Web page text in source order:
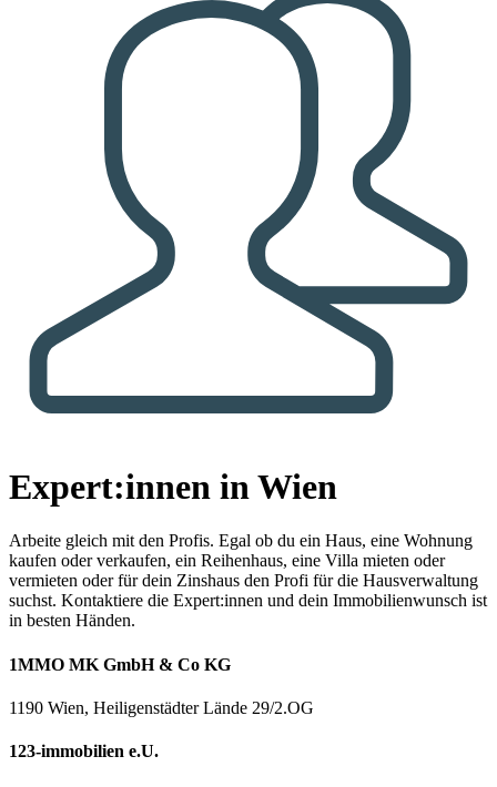
Expert:innen in Wien
Arbeite gleich mit den Profis. Egal ob du ein Haus, eine Wohnung
kaufen oder verkaufen, ein Reihenhaus, eine Villa mieten oder
vermieten oder für dein Zinshaus den Profi für die Hausverwaltung
suchst. Kontaktiere die Expert:innen und dein Immobilienwunsch ist
in besten Händen.
1MMO MK GmbH & Co KG
1190 Wien, Heiligenstädter Lände 29/2.OG
123-immobilien e.U.